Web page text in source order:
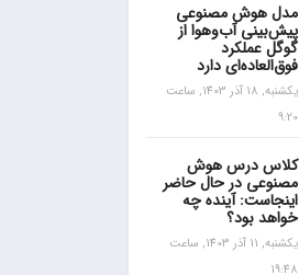
مدل هوش مصنوعی
پیش‌بینی آب‌و‌هوا از
گوگل عملکرد
فوق‌العاده‌ای دارد
یکشنبه, 18 آذر 1403, ساعت
9:20
کلاس درس هوش
مصنوعی در حال حاضر
اینجاست: آینده چه
خواهد بود؟
یکشنبه, 11 آذر 1403, ساعت
19:48